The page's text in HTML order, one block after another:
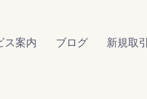
ス案内 ブログ 新規取